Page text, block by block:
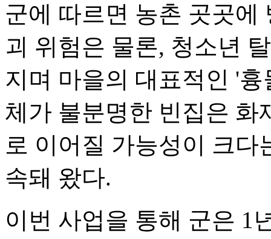
군에 따르면 농촌 곳곳에
괴 위험은 물론, 청소년
지며 마을의 대표적인 '
체가 불분명한 빈집은 화
로 이어질 가능성이 크다
속돼 왔다.
이번 사업을 통해 군은 1